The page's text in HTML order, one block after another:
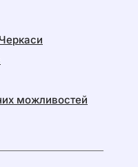
можливостей